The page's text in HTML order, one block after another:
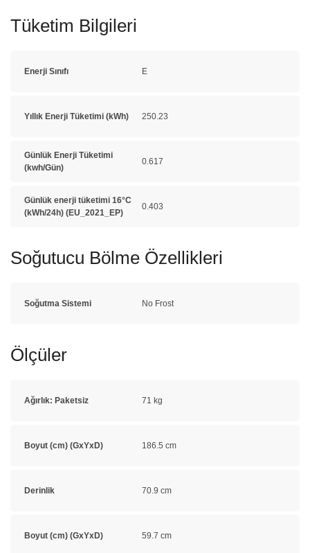
Tüketim Bilgileri
Enerji Sınıfı E
Yıllık Enerji Tüketimi (kWh) 250.23
Günlük Enerji Tüketimi
(kwh/Gün)
0.617
Günlük enerji tüketimi 16°C
(kWh/24h) (EU_2021_EP)
0.403
Soğutucu Bölme Özellikleri
Soğutma Sistemi No Frost
Ölçüler
Ağırlık: Paketsiz 71 kg
Boyut (cm) (GxYxD) 186.5 cm
Derinlik 70.9 cm
Boyut (cm) (GxYxD) 59.7 cm